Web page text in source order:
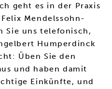
geht es in der Praxis
Mendelssohn-
Sie uns telefonisch,
Humperdinck
Üben Sie den
und haben damit
Einkünfte, und